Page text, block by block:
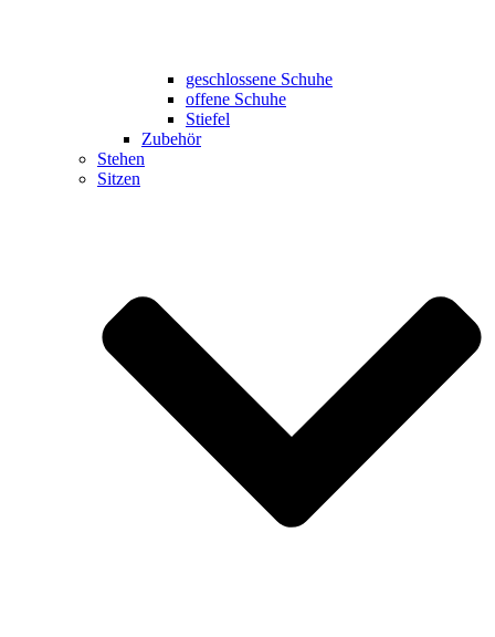
geschlossene Schuhe
offene Schuhe
Stiefel
Zubehör
Stehen
Sitzen